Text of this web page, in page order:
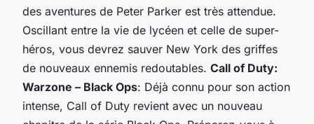
des aventures de Peter Parker est très attendue.
Oscillant entre la vie de lycéen et celle de super-
héros, vous devrez sauver New York des griffes
de nouveaux ennemis redoutables. Call of Duty:
Warzone – Black Ops: Déjà connu pour son action
intense, Call of Duty revient avec un nouveau